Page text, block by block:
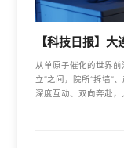
从单原子催化的世界
立”之间，院所“拆墙”
深度互动、双向奔赴，